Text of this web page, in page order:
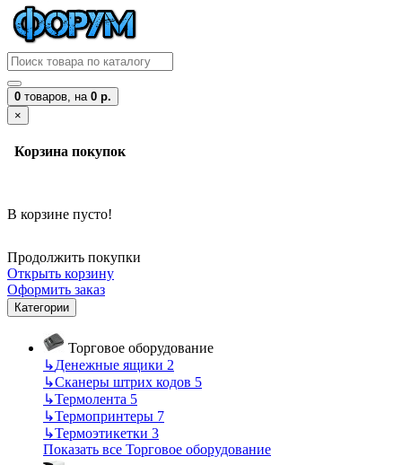
0 товаров, на 0 р.
×
Корзина покупок
В корзине пусто!
Продолжить покупки
Открыть корзину
Оформить заказ
Категории
Торговое оборудование
↳Денежные ящики 2
↳Сканеры штрих кодов 5
↳Термолента 5
↳Термопринтеры 7
↳Термоэтикетки 3
Показать все Торговое оборудование